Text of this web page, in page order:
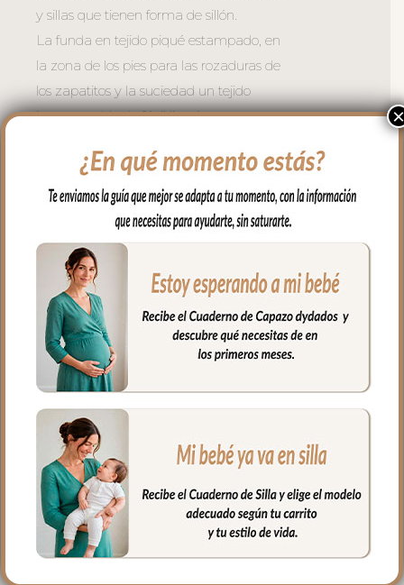
y sillas que tienen forma de sillón.
La funda en tejido piqué estampado, en
la zona de los pies para las rozaduras de
los zapatitos y la suciedad un tejido
impermeable de fácil limpieza y
El relleno de la funda es de micro fibra
hueca para mayor confort del bebé y
muy buena transpirabilidad. Por el revés
un tejido rejilla 3D para una mejor
ventilación.
Para sujetar la funda en la silla cuenta
con una trasera muy ancha y regulable
con goma. También lleva las cintas y las
gomitas por si la capota va unida al
respaldo y no puedes usar la trasera.
Las aberturas verticales en el respaldo y
ojales en el culete y en los laterales son
aptos para la salida de arenes de todo
tipo de sillas.
En la zona de los pies una trasera elástica
para sujetar la funda en la parte de
×